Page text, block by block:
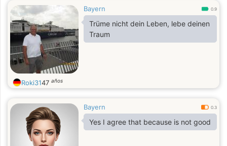
Bayern 0.9
Trüme nicht dein Leben, lebe deinen
Traum
Roki3147 años
Bayern 0.3
Yes I agree that because is not good